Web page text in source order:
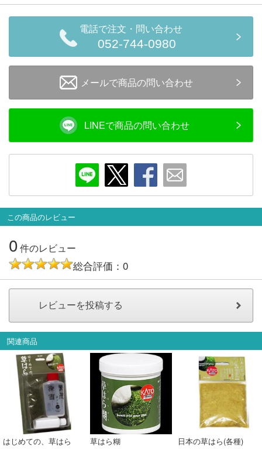
中国・四国 九州・沖縄
お役立ち情報
鉄道模型の情報 商品レビュー
メルマガ登録 LINEお友達登録
Infomation
ご注文方法
お問い合せ
新規会員登録
会員ランクについて
会社概要
電話で注文・問い合わせ
052-744-0980
メールで商品の問い合わせ
LINEで商品の問い合わせ
この商品のレビュー
0件のレビュー
総合評価：0
関連商品
はじめての、草はら 草はら糊 日本の草はら(各種)